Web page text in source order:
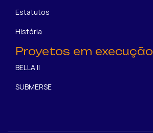
Estatutos
História
Proyetos em execução
BELLA II
SUBMERSE